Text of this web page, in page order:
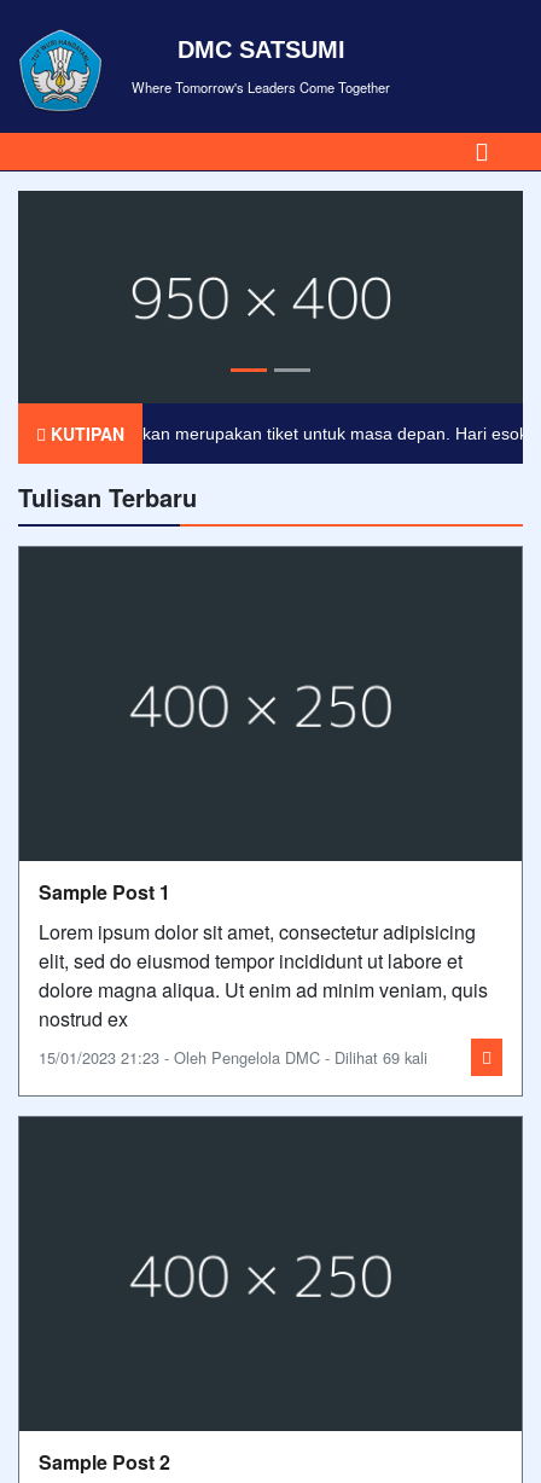
DMC SATSUMI
Where Tomorrow's Leaders Come Together
KUTIPAN
Pendidikan merupakan tiket untuk masa depan. Hari esok
Tulisan Terbaru
Sample Post 1
Lorem ipsum dolor sit amet, consectetur adipisicing
elit, sed do eiusmod tempor incididunt ut labore et
dolore magna aliqua. Ut enim ad minim veniam, quis
nostrud ex
15/01/2023 21:23 - Oleh Pengelola DMC - Dilihat 69 kali
Sample Post 2